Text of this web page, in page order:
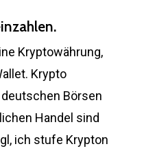
Kryptowährung,
Krypto
Börsen
Handel sind
ich stufe Krypton